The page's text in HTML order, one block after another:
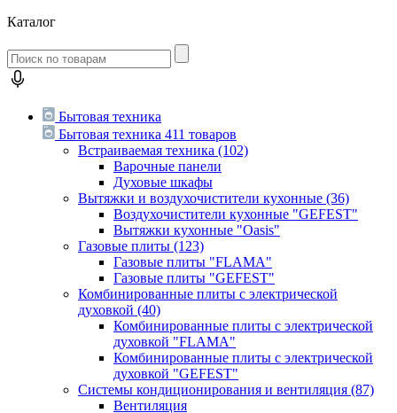
Каталог
Бытовая техника
Бытовая техника 411 товаров
Встраиваемая техника (102)
Варочные панели
Духовые шкафы
Вытяжки и воздухочистители кухонные (36)
Воздухочистители кухонные "GEFEST"
Вытяжки кухонные "Oasis"
Газовые плиты (123)
Газовые плиты "FLAMA"
Газовые плиты "GEFEST"
Комбинированные плиты с электрической
духовкой (40)
Комбинированные плиты с электрической
духовкой "FLAMA"
Комбинированные плиты с электрической
духовкой "GEFEST"
Системы кондиционирования и вентиляция (87)
Вентиляция